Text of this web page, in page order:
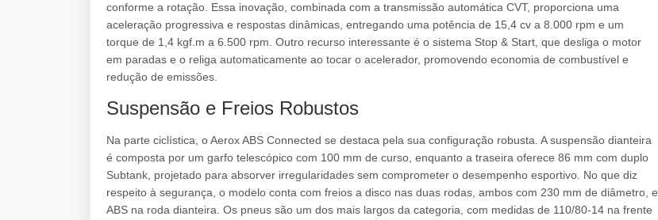
conforme a rotação. Essa inovação, combinada com a transmissão automática CVT, proporciona uma
aceleração progressiva e respostas dinâmicas, entregando uma potência de 15,4 cv a 8.000 rpm e um
torque de 1,4 kgf.m a 6.500 rpm. Outro recurso interessante é o sistema Stop & Start, que desliga o motor
em paradas e o religa automaticamente ao tocar o acelerador, promovendo economia de combustível e
redução de emissões.
Suspensão e Freios Robustos
Na parte ciclística, o Aerox ABS Connected se destaca pela sua configuração robusta. A suspensão dianteira
é composta por um garfo telescópico com 100 mm de curso, enquanto a traseira oferece 86 mm com duplo
Subtank, projetado para absorver irregularidades sem comprometer o desempenho esportivo. No que diz
respeito à segurança, o modelo conta com freios a disco nas duas rodas, ambos com 230 mm de diâmetro, e
ABS na roda dianteira. Os pneus são um dos mais largos da categoria, com medidas de 110/80-14 na frente